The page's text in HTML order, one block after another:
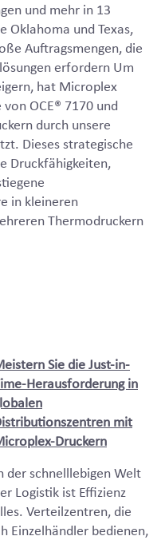
und mehr in 13
Oklahoma und Texas,
Auftragsmengen, die
erfordern Um
hat Microplex
OCE® 7170 und
durch unsere
Dieses strategische
Druckfähigkeiten,
in kleineren
Thermodruckern
Sie die Just-in-
Herausforderung in
mit
Druckern
der schnelllebigen Welt
Logistik ist Effizienz
Verteilzentren, die
Einzelhändler bedienen,